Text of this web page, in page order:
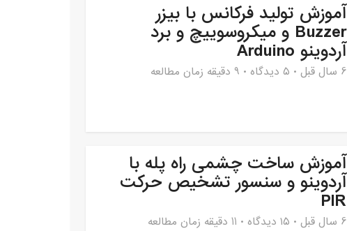
آموزش تولید فرکانس با بیزر
Buzzer و میکروسوییچ و برد
آردوینو Arduino
6 سال قبل ۵ دیدگاه 9 دقیقه زمان مطالعه
آموزش ساخت چشمی راه پله با
آردوینو و سنسور تشخیص حرکت
PIR
6 سال قبل ۱۵ دیدگاه 11 دقیقه زمان مطالعه